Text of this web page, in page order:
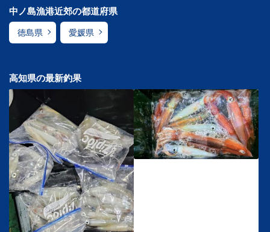
中ノ島漁港近郊の都道府県
徳島県 愛媛県
高知県の最新釣果